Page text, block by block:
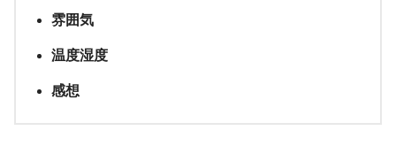
雰囲気
温度湿度
感想